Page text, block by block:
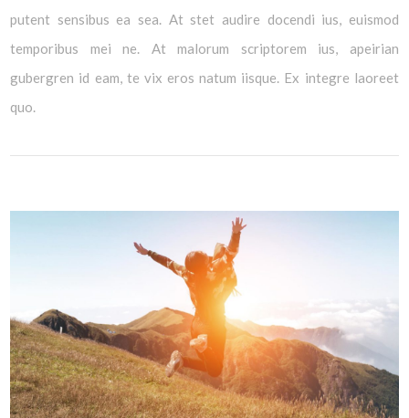
putent sensibus ea sea. At stet audire docendi ius, euismod
temporibus mei ne. At malorum scriptorem ius, apeirian
gubergren id eam, te vix eros natum iisque. Ex integre laoreet
quo.